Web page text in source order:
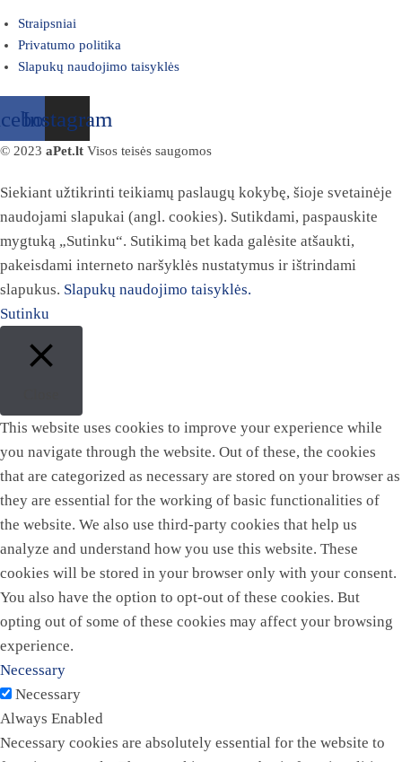
Straipsniai
Privatumo politika
Slapukų naudojimo taisyklės
Instagram
© 2023 aPet.lt Visos teisės saugomos
Siekiant užtikrinti teikiamų paslaugų kokybę, šioje svetainėje
naudojami slapukai (angl. cookies). Sutikdami, paspauskite
mygtuką „Sutinku“. Sutikimą bet kada galėsite atšaukti,
pakeisdami interneto naršyklės nustatymus ir ištrindami
slapukus. Slapukų naudojimo taisyklės.
Sutinku
This website uses cookies to improve your experience while
you navigate through the website. Out of these, the cookies
that are categorized as necessary are stored on your browser as
they are essential for the working of basic functionalities of
the website. We also use third-party cookies that help us
analyze and understand how you use this website. These
cookies will be stored in your browser only with your consent.
You also have the option to opt-out of these cookies. But
opting out of some of these cookies may affect your browsing
experience.
Necessary
Necessary
Always Enabled
Necessary cookies are absolutely essential for the website to